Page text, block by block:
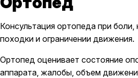
Консультация ортопеда при боли,
походки и ограничении движения.
Ортопед оценивает состояние
аппарата, жалобы, объем